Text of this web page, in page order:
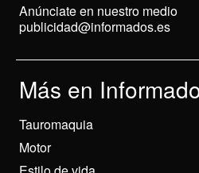
Anúnciate en nuestro medio
publicidad@informados.es
Más en
Tauromaquia
Motor